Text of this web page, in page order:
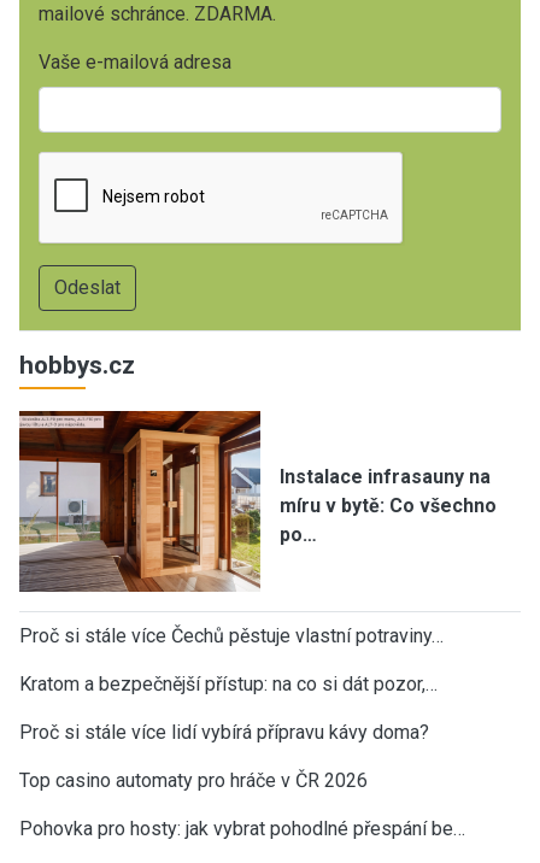
mailové schránce. ZDARMA.
Vaše e-mailová adresa
hobbys.cz
Instalace infrasauny na
míru v bytě: Co všechno
po…
Proč si stále více Čechů pěstuje vlastní potraviny…
Kratom a bezpečnější přístup: na co si dát pozor,…
Proč si stále více lidí vybírá přípravu kávy doma?
Top casino automaty pro hráče v ČR 2026
Pohovka pro hosty: jak vybrat pohodlné přespání be…